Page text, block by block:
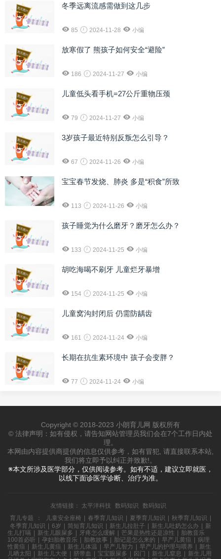
冬季远离流感需做到这几步
85 2024-11-28 小编
放寒假了 熊孩子如何安全“避险”
186 2024-11-27 小编
儿童低头看手机=27公斤重物压颈
79 2024-11-27 小编
3岁孩子最近特别反叛怎么引导？
67 2024-11-26 小编
宝宝春节发烧、肺炎 多是“积食”所致
113 2024-11-26 小编
孩子睡觉为什么磨牙？磨牙怎么办？
133 2024-11-25 小编
胡吃海喝不刷牙 儿童烂牙暴增
154 2024-11-25 小编
儿童窝沟封闭后 仍需防龋齿
161 2024-11-24 小编
长期在抗生素环境中 孩子会变胖？
77 2024-11-24 小编
Copyright © 2018-2023 小朗育儿网 版权所有
© 法律声明：如有侵权，请告知网站管理员我们会在7个工作日内处
理。
本网由内容提供商提供的信息仅供参考，如有冒犯, 请直接联系本站,
我们将立即予以纠正并致歉!。
※本文所涉及医学部分，仅供阅读参考。如有不适，建议立即就医，
以线下面诊医学诊断、治疗为准。
友情链接： 太平洋科技 数码知识
数码知识
育儿专题
： 儿童安全座椅 春季育儿知识 夏季育儿知识 秋季育儿知识
冬季育儿知识
6岁 简短育儿知识 新生儿拉肚子 新生儿吐奶怎么办
新
生儿打嗝
新生儿眼屎多 牙疼怎么缓解 芒果是热性还是凉性
胎教音乐
100首必听
孕妇胎教音乐 胎教故事 胎记是怎么来的 早产儿黄疸
病理
性黄疸
新生儿黄疸 新生儿体温 早产儿智力 早产儿的护理与喂养
新生
儿晒太阳
新生儿大便 脐带血 宝宝眼屎多 囟门 新生儿窒息
新生儿用